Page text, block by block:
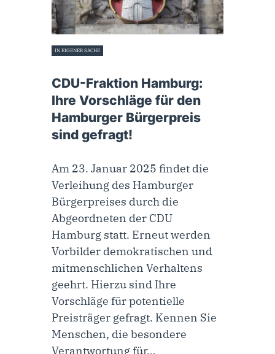
IN EIGENER SACHE
CDU-Fraktion Hamburg:
Ihre Vorschläge für den
Hamburger Bürgerpreis
sind gefragt!
Am 23. Januar 2025 findet die
Verleihung des Hamburger
Bürgerpreises durch die
Abgeordneten der CDU
Hamburg statt. Erneut werden
Vorbilder demokratischen und
mitmenschlichen Verhaltens
geehrt. Hierzu sind Ihre
Vorschläge für potentielle
Preisträger gefragt. Kennen Sie
Menschen, die besondere
Verantwortung für…